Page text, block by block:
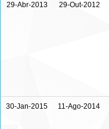
29-Abr-2013 29-Out-2012
30-Jan-2015 11-Ago-2014